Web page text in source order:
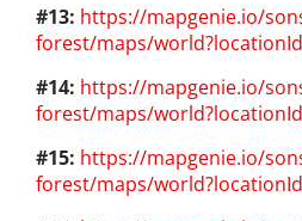
#13: https://mapgenie.io/
forest/maps/
#14: https://mapgenie.io/
forest/maps/
#15: https://mapgenie.io/
forest/maps/